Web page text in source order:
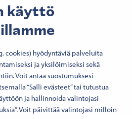
käyttö
cookies) hyödyntäviä palveluita
ja yksilöimiseksi sekä
Voit antaa suostumuksesi
“Salli evästeet” tai tutustua
ja hallinnoida valintojasi
Voit päivittää valintojasi milloin